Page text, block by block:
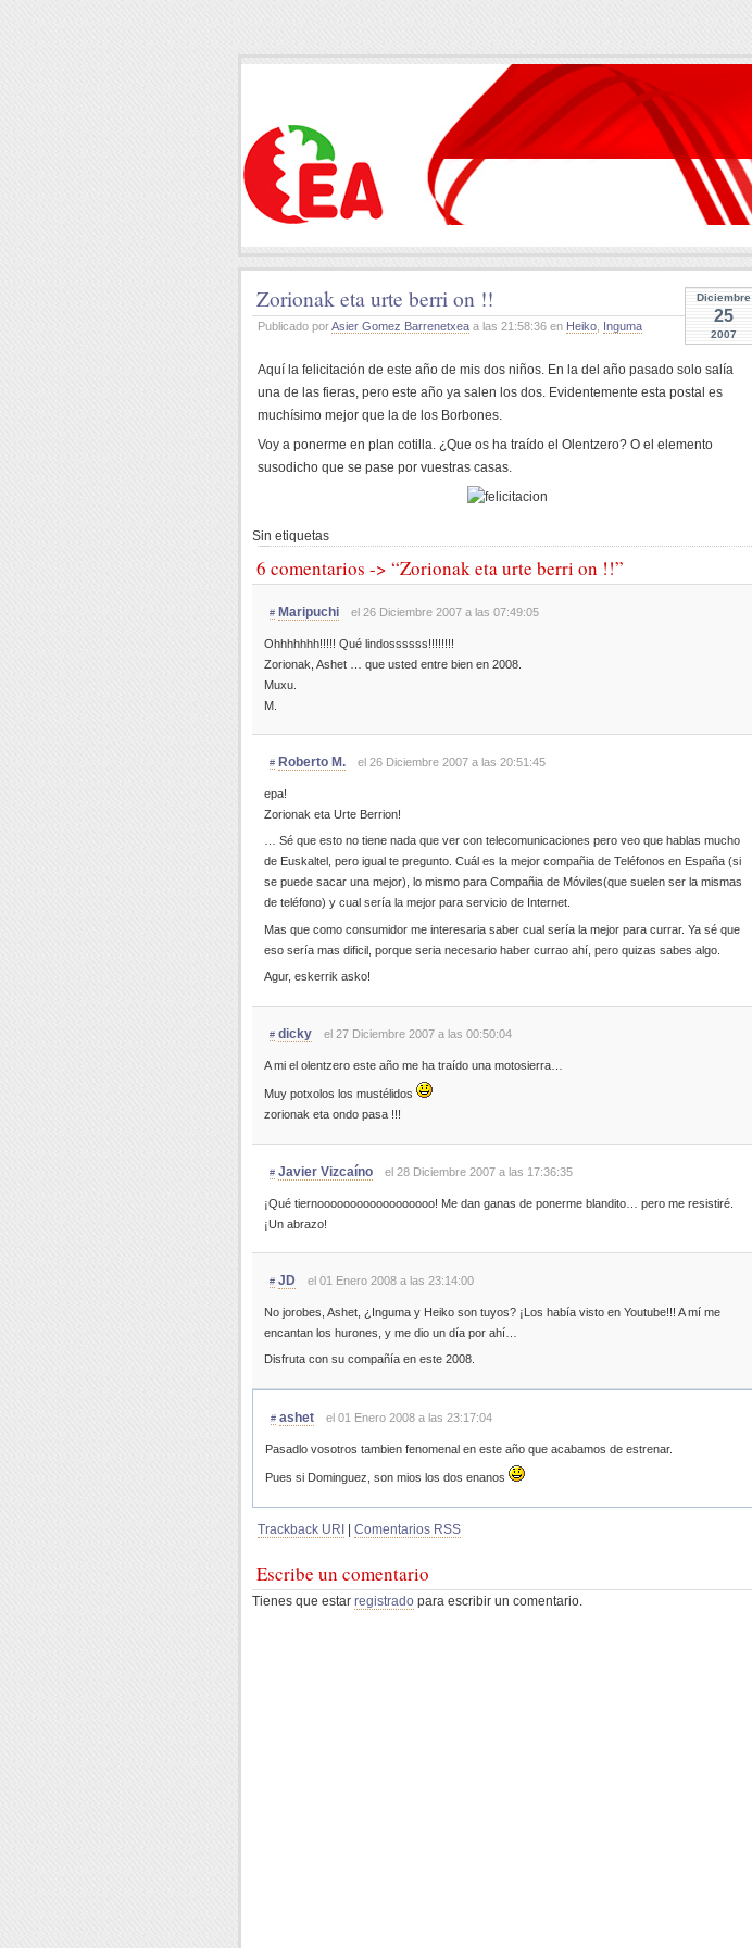
Diciembre
25
2007
Zorionak eta urte berri on !!
Publicado porAsier Gomez Barrenetxea a las 21:58:36 en Heiko Inguma
Aquí la felicitación de este año de mis dos niños. En la del año pasado solo salía
una de las fieras, pero este año ya salen los dos. Evidentemente esta postal es
muchísimo mejor que la de los Borbones.
Voy a ponerme en plan cotilla. ¿Que os ha traído el Olentzero? O el elemento
susodicho que se pase por vuestras casas.
Sin etiquetas
6 comentarios -> “Zorionak eta urte berri on !!”
# Maripuchi el 26 Diciembre 2007 a las 07:49:05
Ohhhhhhh!!!!! Qué lindossssss!!!!!!!!
Zorionak, Ashet … que usted entre bien en 2008.
Muxu.
M.
# Roberto M. el 26 Diciembre 2007 a las 20:51:45
epa!
Zorionak eta Urte Berrion!
… Sé que esto no tiene nada que ver con telecomunicaciones pero veo que hablas mucho
de Euskaltel, pero igual te pregunto. Cuál es la mejor compañia de Teléfonos en España (si
se puede sacar una mejor), lo mismo para Compañia de Móviles(que suelen ser la mismas
de teléfono) y cual sería la mejor para servicio de Internet.
Mas que como consumidor me interesaria saber cual sería la mejor para currar. Ya sé que
eso sería mas dificil, porque seria necesario haber currao ahí, pero quizas sabes algo.
Agur, eskerrik asko!
# dicky el 27 Diciembre 2007 a las 00:50:04
A mi el olentzero este año me ha traído una motosierra…
Muy potxolos los mustélidos
zorionak eta ondo pasa !!!
# Javier Vizcaíno el 28 Diciembre 2007 a las 17:36:35
¡Qué tiernoooooooooooooooooo! Me dan ganas de ponerme blandito… pero me resistiré.
¡Un abrazo!
# JD el 01 Enero 2008 a las 23:14:00
No jorobes, Ashet, ¿Inguma y Heiko son tuyos? ¡Los había visto en Youtube!!! A mí me
encantan los hurones, y me dio un día por ahí…
Disfruta con su compañía en este 2008.
# ashet el 01 Enero 2008 a las 23:17:04
Pasadlo vosotros tambien fenomenal en este año que acabamos de estrenar.
Pues si Dominguez, son mios los dos enanos
Trackback URI | Comentarios RSS
Escribe un comentario
Tienes que estar registrado para escribir un comentario.